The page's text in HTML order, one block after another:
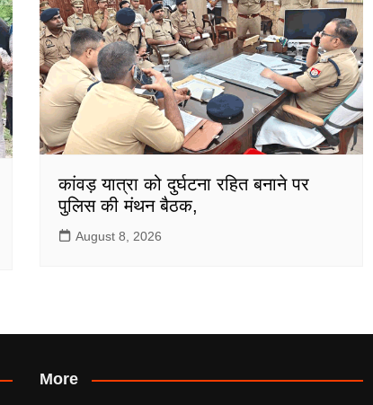
कांवड़ यात्रा को दुर्घटना रहित बनाने पर
पुलिस की मंथन बैठक,
August 8, 2026
More